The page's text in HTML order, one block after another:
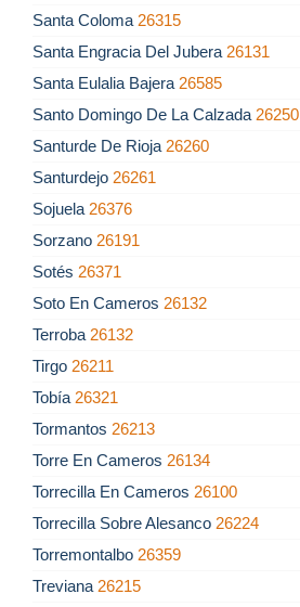
Santa Coloma 26315
Santa Engracia Del Jubera 26131
Santa Eulalia Bajera 26585
Santo Domingo De La Calzada 26250
Santurde De Rioja 26260
Santurdejo 26261
Sojuela 26376
Sorzano 26191
Sotés 26371
Soto En Cameros 26132
Terroba 26132
Tirgo 26211
Tobía 26321
Tormantos 26213
Torre En Cameros 26134
Torrecilla En Cameros 26100
Torrecilla Sobre Alesanco 26224
Torremontalbo 26359
Treviana 26215